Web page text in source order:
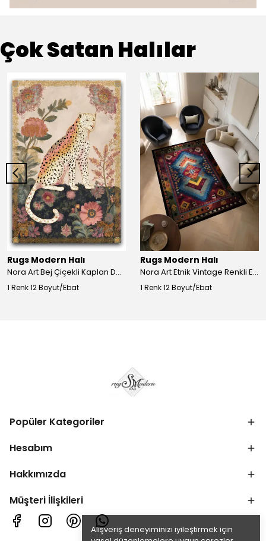
Alışveriş deneyiminizi iyileştirmek için
Çok Satan Halılar
Rugs Modern Halı
Nora Art Bej Çiçekli Kaplan Desenli Dokuma Taban Dekoratif Salon Halısı 61
1 Renk 12 Boyut/Ebat
Rugs Modern Halı
Nora Art Etnik Vintage Renkli Eskitme Dokuma Taban Dekoratif Salon Halısı 63
1 Renk 12 Boyut/Ebat
Popüler Kategoriler
Hesabım
Hakkımızda
Müşteri İlişkileri